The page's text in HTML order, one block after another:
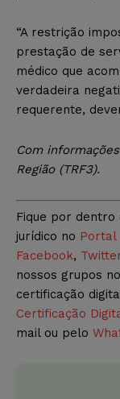
“A restrição
prestação de
médico que
verdadeira
requerente,
Com
Região (TRF3).
Fique por dentro
jurídico no Portal
Facebook,
nossos grupos no
certificação
Certificação
mail ou pelo